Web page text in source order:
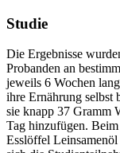
Studie
Die Ergebnisse
Probanden an
jeweils 6 Wochen
ihre Ernährung selbst
sie knapp 37 Gramm
Tag hinzufügen.
Esslöffel